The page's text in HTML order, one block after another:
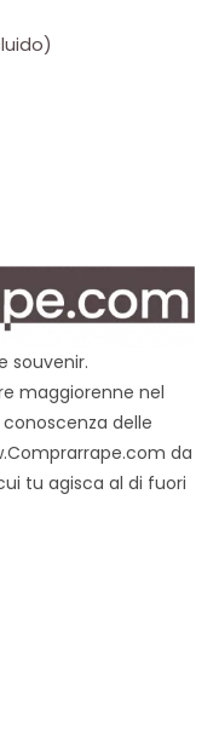
souvenir.
maggiorenne nel
delle
da
tu agisca al di fuori